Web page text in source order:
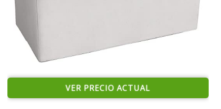
VER PRECIO ACTUAL